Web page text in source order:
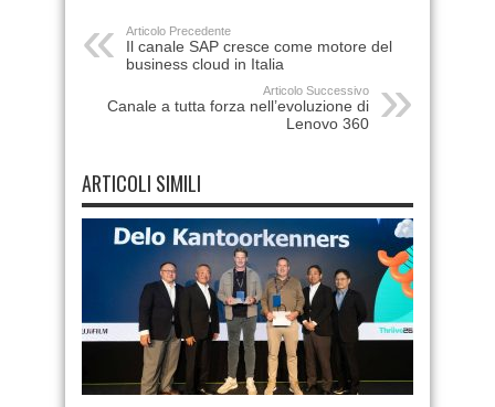
Articolo Precedente
Il canale SAP cresce come motore del
business cloud in Italia
Articolo Successivo
Canale a tutta forza nell’evoluzione di
Lenovo 360
ARTICOLI SIMILI